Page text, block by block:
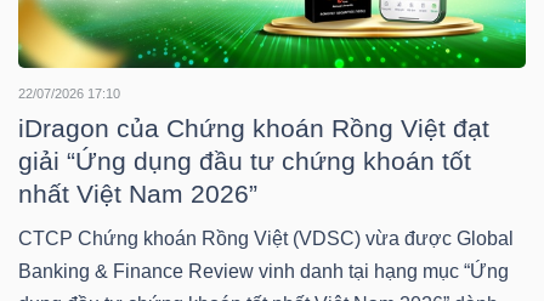
22/07/2026 17:10
iDragon của Chứng khoán Rồng Việt đạt
giải “Ứng dụng đầu tư chứng khoán tốt
nhất Việt Nam 2026”
CTCP Chứng khoán Rồng Việt (VDSC) vừa được Global
Banking & Finance Review vinh danh tại hạng mục “Ứng
viết
của
tác
giả
(-)
Báo
cáo